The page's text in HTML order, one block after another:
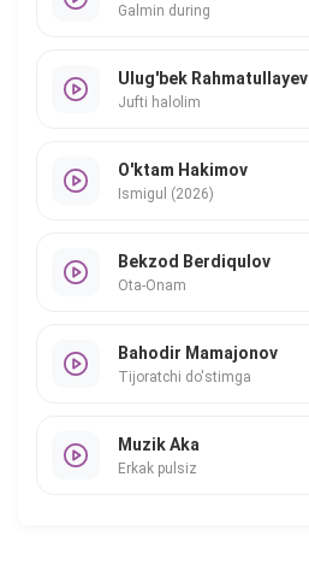
Galmin during
Ulug'bek Rahmatullayev
Jufti halolim
O'ktam Hakimov
Ismigul (2026)
Bekzod Berdiqulov
Ota-Onam
Bahodir Mamajonov
Tijoratchi do'stimga
Muzik Aka
Erkak pulsiz